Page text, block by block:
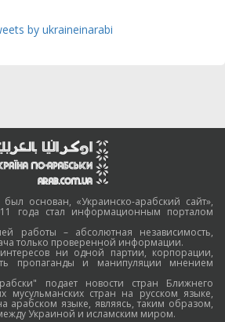
by ukraineinarabi
основан, «Украинско-арабский сайт»,
года стал информационным порталом
работы – абсолютная независимость,
только проверенной информации.
ни одной партии, корпорации,
пропаганды и манипуляции мнением
подает новости стран Ближнего
мусульманских стран на русском языке,
арабском языке, являясь, таким образом,
Украиной и исламским миром.